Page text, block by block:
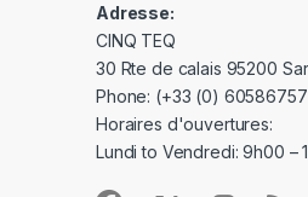
Adresse:
CINQ TEQ
30 Rte de calais 95200
Phone: (+33 (0)
Horaires d'ouvertures:
Lundi to Vendredi: 9h00 –